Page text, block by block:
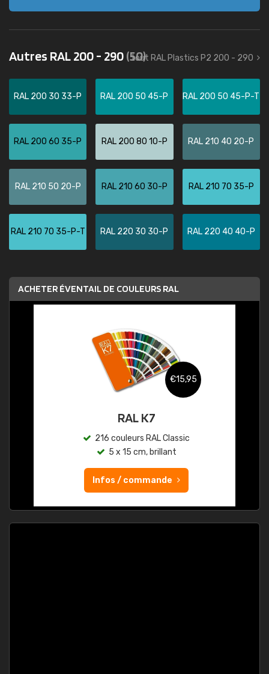
Autres RAL 200 - 290(50)
tout RAL Plastics P2 200 - 290
RAL 200 30 33-P RAL 200 50 45-P RAL 200 50 45-P-T
RAL 200 60 35-P RAL 200 80 10-P RAL 210 40 20-P
RAL 210 50 20-P RAL 210 60 30-P RAL 210 70 35-P
RAL 210 70 35-P-T RAL 220 30 30-P RAL 220 40 40-P
ACHETER ÉVENTAIL DE COULEURS RAL
€15,95
RAL K7
216 couleurs RAL Classic
5 x 15 cm, brillant
Infos / commande